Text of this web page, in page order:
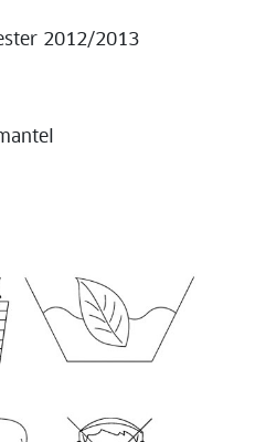
2012/2013